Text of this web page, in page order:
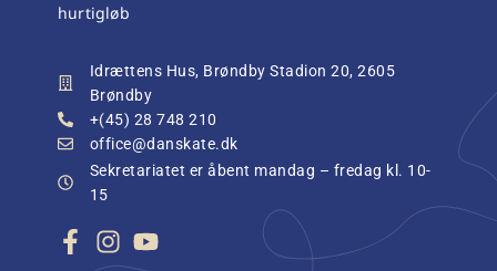
hurtigløb
Idrættens Hus, Brøndby Stadion 20, 2605
Brøndby
+(45) 28 748 210
office@danskate.dk
Sekretariatet er åbent mandag – fredag kl. 10-
15